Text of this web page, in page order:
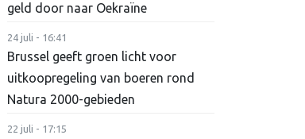
geld door naar Oekraïne
24 juli - 16:41
Brussel geeft groen licht voor
uitkoopregeling van boeren rond
Natura 2000-gebieden
22 juli - 17:15